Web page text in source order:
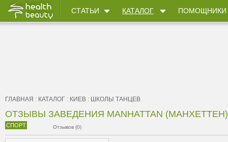
СТАТЬИ КАТАЛОГ ПОМОЩНИКИ
ГЛАВНАЯ : КАТАЛОГ : КИЕВ : ШКОЛЫ ТАНЦЕВ
ОТЗЫВЫ ЗАВЕДЕНИЯ MANHATTAN (МАНХEТТЕН)
СПОРТ Отзывов (0)